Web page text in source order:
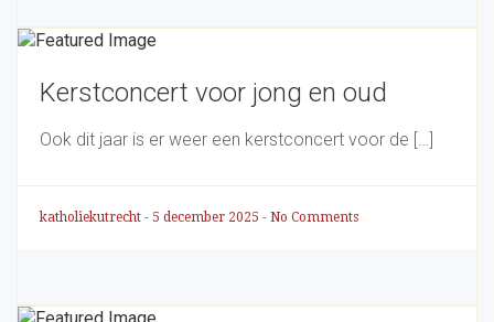
Kerstconcert voor jong en oud
Ook dit jaar is er weer een kerstconcert voor de […]
katholiekutrecht - 5 december 2025 - No Comments